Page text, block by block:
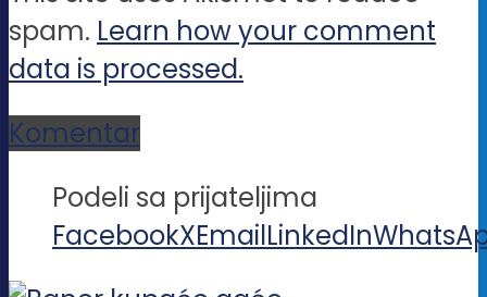
spam. Learn how your comment
data is processed.
Komentar
Podeli sa prijateljima
FacebookXEmailLinkedIn